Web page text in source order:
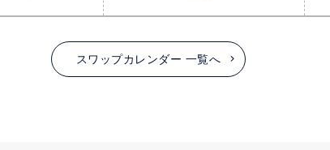
スワップカレンダー 一覧へ